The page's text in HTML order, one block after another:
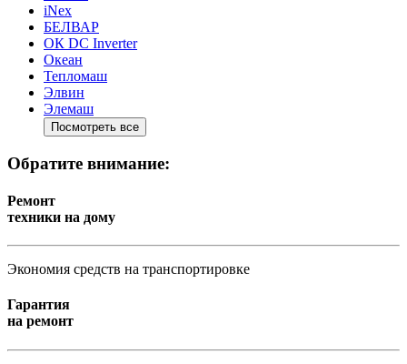
iNex
БЕЛВАР
ОК DC Inverter
Океан
Тепломаш
Элвин
Элемаш
Посмотреть все
Обратите внимание:
Ремонт
техники на дому
Экономия средств на транспортировке
Гарантия
на ремонт